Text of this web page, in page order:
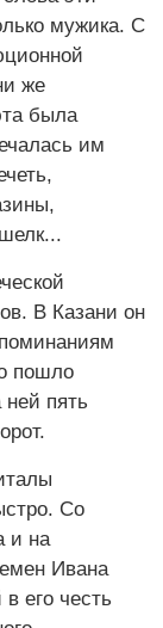
мужика. С
же
была
им
В Казани он
пошло
пять
Со
и на
Ивана
его честь